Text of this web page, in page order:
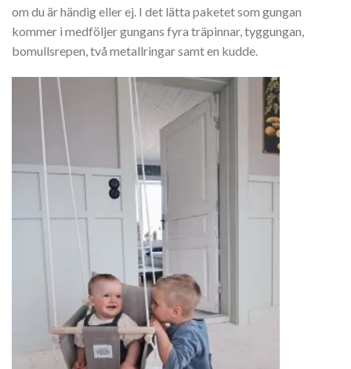
om du är händig eller ej. I det lätta paketet som gungan
kommer i medföljer gungans fyra träpinnar, tyggungan,
bomullsrepen, två metallringar samt en kudde.